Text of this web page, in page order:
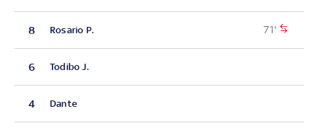
8 Rosario P. 71'
6 Todibo J.
4 Dante